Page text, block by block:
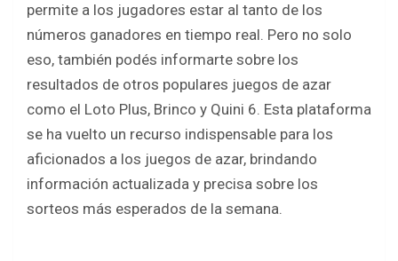
permite a los jugadores estar al tanto de los
números ganadores en tiempo real. Pero no solo
eso, también podés informarte sobre los
resultados de otros populares juegos de azar
como el Loto Plus, Brinco y Quini 6. Esta plataforma
se ha vuelto un recurso indispensable para los
aficionados a los juegos de azar, brindando
información actualizada y precisa sobre los
sorteos más esperados de la semana.